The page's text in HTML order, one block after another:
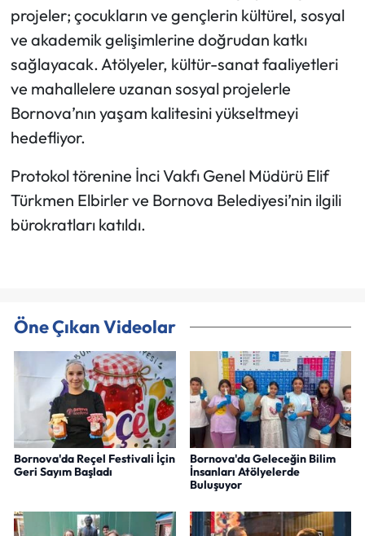
projeler; çocukların ve gençlerin kültürel, sosyal
ve akademik gelişimlerine doğrudan katkı
sağlayacak. Atölyeler, kültür-sanat faaliyetleri
ve mahallelere uzanan sosyal projelerle
Bornova’nın yaşam kalitesini yükseltmeyi
hedefliyor.
Protokol törenine İnci Vakfı Genel Müdürü Elif
Türkmen Elbirler ve Bornova Belediyesi’nin ilgili
bürokratları katıldı.
Öne Çıkan Videolar
Bornova'da Reçel Festivali İçin
Geri Sayım Başladı
Bornova'da Geleceğin Bilim
İnsanları Atölyelerde
Buluşuyor